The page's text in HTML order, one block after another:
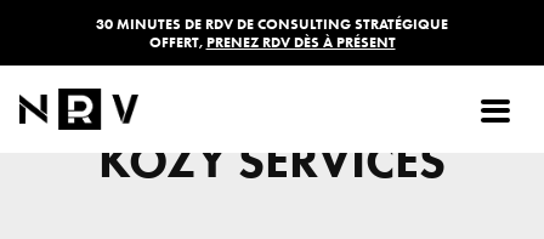
30 MINUTES DE RDV DE CONSULTING STRATÉGIQUE
OFFERT, PRENEZ RDV DÈS À PRÉSENT
VITROPHANIE -
KOZY SERVICES